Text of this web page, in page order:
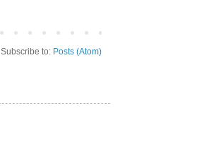
Subscribe to: Posts (Atom)